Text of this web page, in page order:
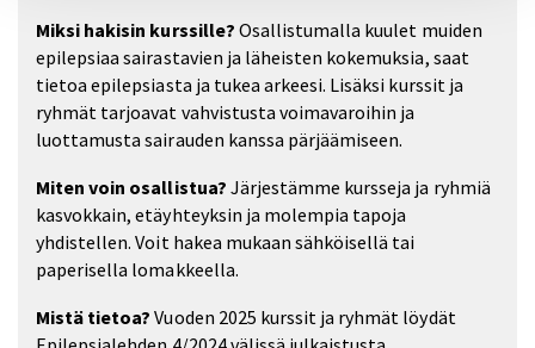
Miksi hakisin kurssille? Osallistumalla kuulet muiden
epilepsiaa sairastavien ja läheisten kokemuksia, saat
tietoa epilepsiasta ja tukea arkeesi. Lisäksi kurssit ja
ryhmät tarjoavat vahvistusta voimavaroihin ja
luottamusta sairauden kanssa pärjäämiseen.
Miten voin osallistua? Järjestämme kursseja ja ryhmiä
kasvokkain, etäyhteyksin ja molempia tapoja
yhdistellen. Voit hakea mukaan sähköisellä tai
paperisella lomakkeella.
Mistä tietoa? Vuoden 2025 kurssit ja ryhmät löydät